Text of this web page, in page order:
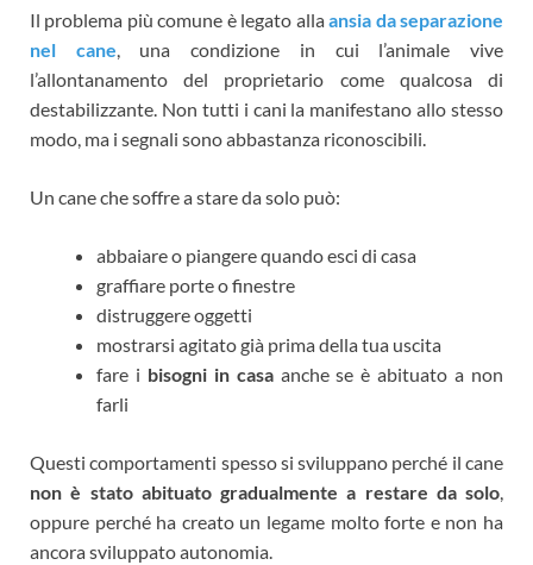
Il problema più comune è legato allaansia da separazione
nel cane , una condizione in cui l’animale vive
l’allontanamento del proprietario come qualcosa di
destabilizzante. Non tutti i cani la manifestano allo stesso
modo, ma i segnali sono abbastanza riconoscibili.
Un cane che soffre a stare da solo può:
abbaiare o piangere quando esci di casa
graffiare porte o finestre
distruggere oggetti
mostrarsi agitato già prima della tua uscita
fare i bisogni in casaanche se è abituato a non
farli
Questi comportamenti spesso si sviluppano perché il cane
non è stato abituato gradualmente a restare da solo
oppure perché ha creato un legame molto forte e non ha
ancora sviluppato autonomia.